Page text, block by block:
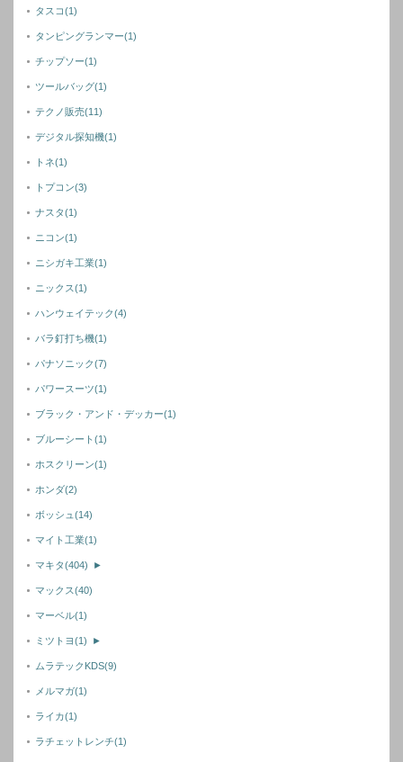
タスコ(1)
タンピングランマー(1)
チップソー(1)
ツールバッグ(1)
テクノ販売(11)
デジタル探知機(1)
トネ(1)
トプコン(3)
ナスタ(1)
ニコン(1)
ニシガキ工業(1)
ニックス(1)
ハンウェイテック(4)
バラ釘打ち機(1)
パナソニック(7)
パワースーツ(1)
ブラック・アンド・デッカー(1)
ブルーシート(1)
ホスクリーン(1)
ホンダ(2)
ボッシュ (14)
マイト工業(1)
マキタ(404) ►
マックス(40)
マーベル(1)
ミツトヨ(1) ►
ムラテックKDS(9)
メルマガ(1)
ライカ(1)
ラチェットレンチ(1)